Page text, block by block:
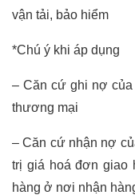
vận tải, bảo hiểm
*Chú ý khi áp dụng
– Căn cứ ghi nợ
thương mại
– Căn cứ nhận nợ
trị giá hoá đơn giao
hàng ở nơi nhận